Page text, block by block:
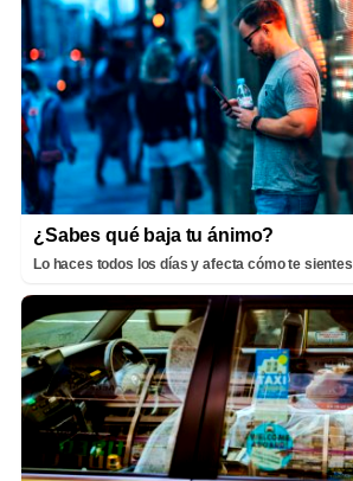
¿Sabes qué baja tu ánimo?
Lo haces todos los días y afecta cómo te sientes